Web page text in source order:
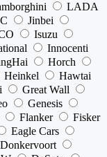
LADA
Jinbei
Isuzu
Innocenti
Horch
Heinkel
Hawtai
Great Wall
Genesis
Flanker
Fisker
Eagle Cars
Donkervoort